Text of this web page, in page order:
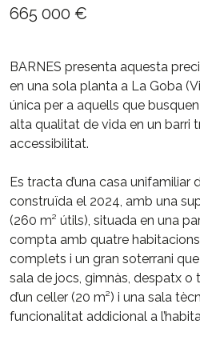
665 000 €
BARNES presenta aquesta
en una sola planta a La Goba
única per a aquells que
alta qualitat de vida en un barri
accessibilitat.
Es tracta d’una casa unifamiliar
construïda el 2024, amb una
(260 m² útils), situada en una
compta amb quatre
complets i un gran soterrani
sala de jocs, gimnàs, despatx o
d’un celler (20 m²) i una sala
funcionalitat addicional a